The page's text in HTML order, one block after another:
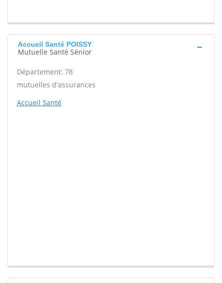
Accueil Santé POISSY
Mutuelle Santé Sénior
Département: 78
mutuelles d'assurances
Accueil Santé